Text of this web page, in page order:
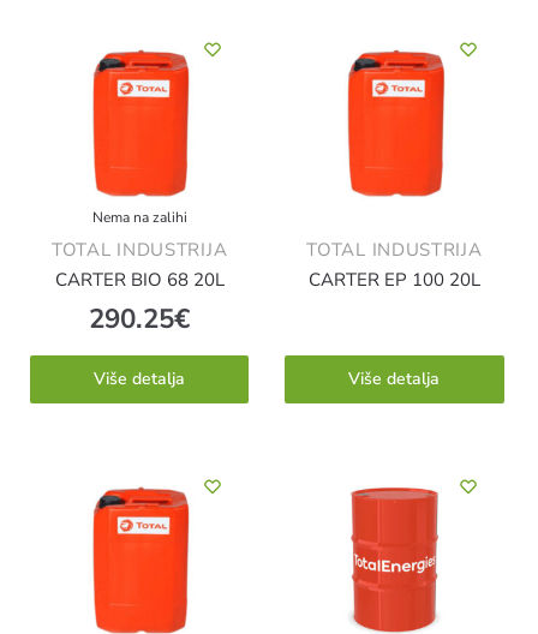
Nema na zalihi
TOTAL INDUSTRIJA
CARTER BIO 68 20L
290.25€
Više detalja
TOTAL INDUSTRIJA
CARTER EP 100 20L
Više detalja